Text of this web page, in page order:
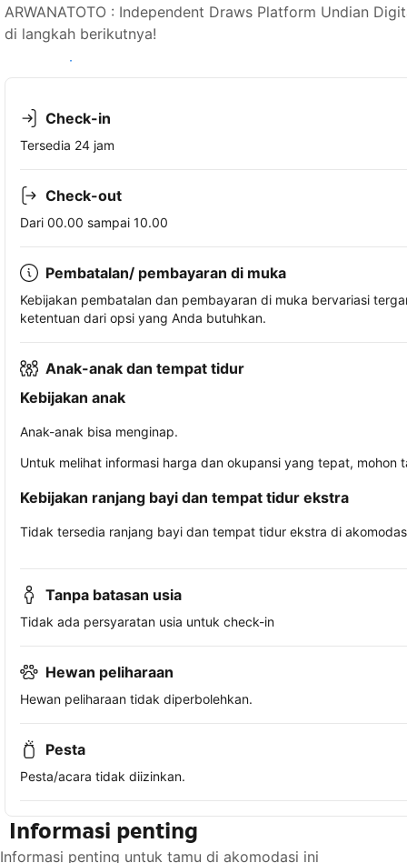
ARWANATOTO : Independent Draws Platform Undian
di langkah berikutnya!
Lihat ketersediaan
Check-in
Tersedia 24 jam
Check-out
Dari 00.00 sampai 10.00
Pembatalan/ pembayaran di muka
Kebijakan pembatalan dan pembayaran di muka bervariasi
ketentuan dari opsi yang Anda butuhkan.
Anak-anak dan tempat tidur
Kebijakan anak
Anak-anak bisa menginap.
Untuk melihat informasi harga dan okupansi yang tepat,
Kebijakan ranjang bayi dan tempat tidur ekstra
Tidak tersedia ranjang bayi dan tempat tidur ekstra di
Tanpa batasan usia
Tidak ada persyaratan usia untuk check-in
Hewan peliharaan
Hewan peliharaan tidak diperbolehkan.
Pesta
Pesta/acara tidak diizinkan.
Informasi penting
Informasi penting untuk tamu di akomodasi ini